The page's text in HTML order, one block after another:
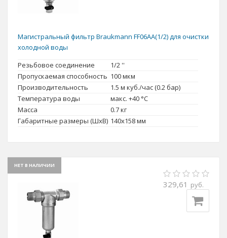
Магистральный фильтр Braukmann FF06AA(1/2) для очистки
холодной воды
Резьбовое соединение
1/2 ''
Пропускаемая способность 100 мкм
Производительность
1.5 м куб./час (0.2 бар)
Температура воды
макс. +40 °C
Масса
0.7 кг
Габаритные размеры (ШxВ) 140x158 мм
НЕТ В НАЛИЧИИ
329,61 руб.